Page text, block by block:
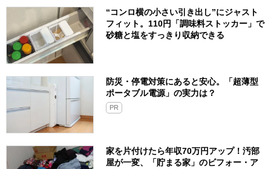
“コンロ横の小さい引き出し”にジャスト
フィット。110円「調味料ストッカー」で
砂糖と塩をすっきり収納できる
防災・停電対策にあると安心。「超薄型
ポータブル電源」の実力は？​
PR
家を片付けたら年収70万円アップ！汚部
屋が一変、「貯まる家」のビフォー・ア